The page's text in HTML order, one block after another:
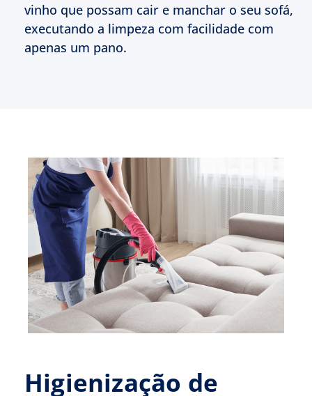
vinho que possam cair e manchar o seu sofá,
executando a limpeza com facilidade com
apenas um pano.
Higienização de